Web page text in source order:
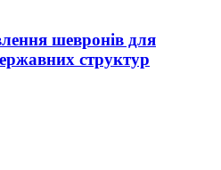
шевронів для
структур